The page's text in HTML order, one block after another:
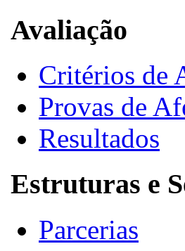
Avaliação
Critérios de
Provas de
Resultados
Estruturas e
Parcerias